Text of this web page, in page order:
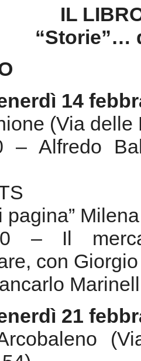
IL
“Storie”…
14
(Via
– Alfredo
pagina”
– Il
con
21